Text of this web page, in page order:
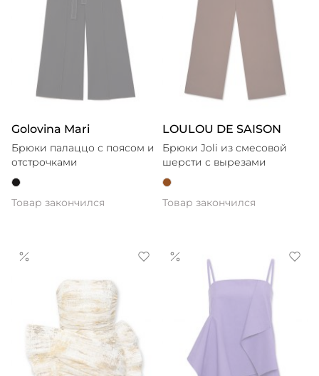
Golovina Mari
Брюки палаццо с поясом и
отстрочками
Товар закончился
LOULOU DE SAISON
Брюки Joli из смесовой
шерсти с вырезами
Товар закончился